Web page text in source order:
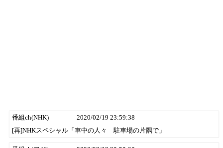
番組ch(NHK)
2020/02/19 23:59:38
[再]NHKスペシャル「車中の人々 駐車場の片隅で」